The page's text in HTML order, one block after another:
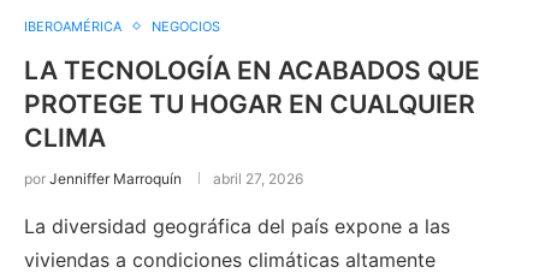
IBEROAMÉRICA NEGOCIOS
LA TECNOLOGÍA EN ACABADOS QUE
PROTEGE TU HOGAR EN CUALQUIER
CLIMA
por Jenniffer Marroquín abril 27, 2026
La diversidad geográfica del país expone a las
viviendas a condiciones climáticas altamente